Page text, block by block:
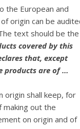
the European and
origin can be
text should be the
covered by this
that, except
products are of …
origin shall keep, for
out the
on origin and of